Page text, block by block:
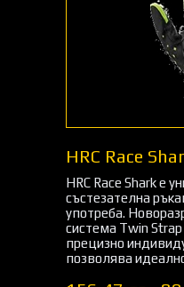
HRC Race
HRC Race Shark е
състезателна
употреба.
система Twin
прецизно
позволява